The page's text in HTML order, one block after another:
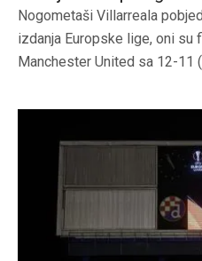
Nogometaši Villarreala
izdanja Europske lige, oni su
Manchester United sa 12-11